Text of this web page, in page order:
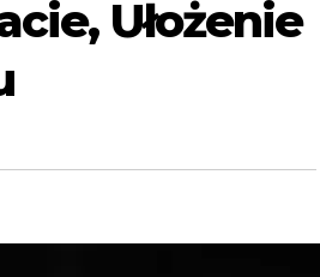
Ułożenie